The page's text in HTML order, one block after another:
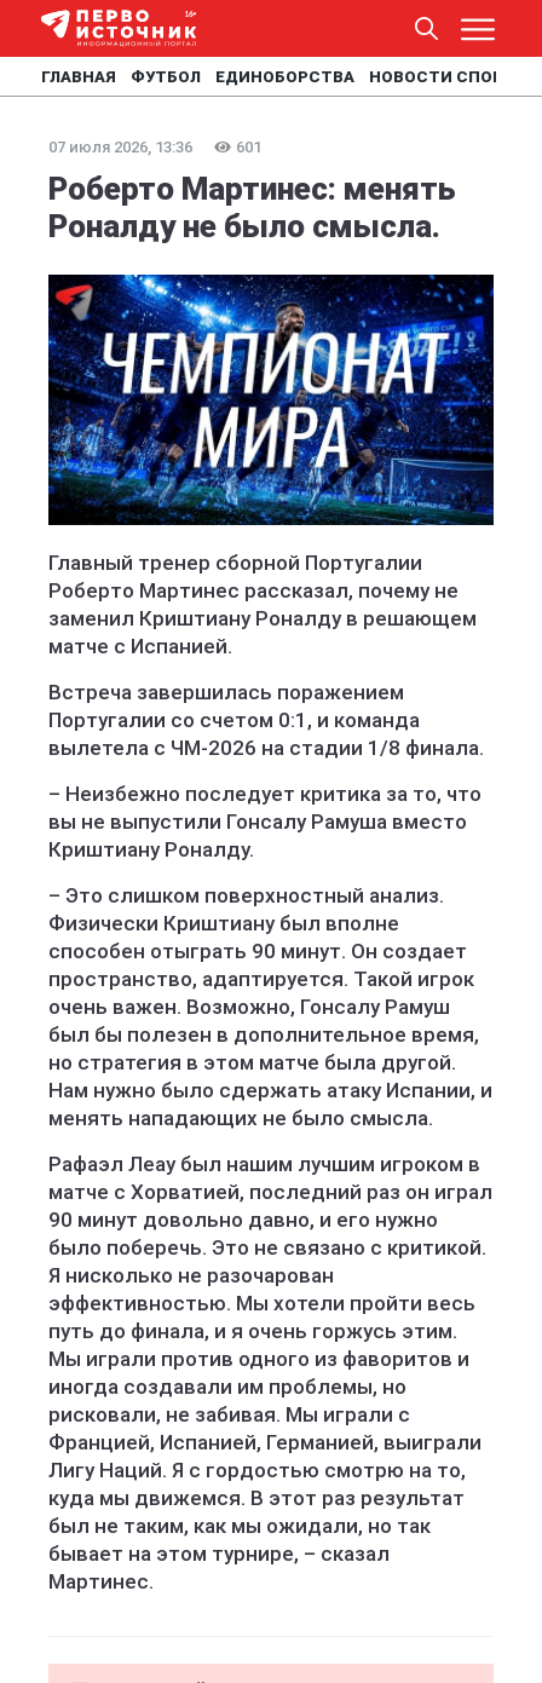
ГЛАВНАЯ ФУТБОЛ ЕДИНОБОРСТВА НОВОСТИ СПОРТА
07 июля 2026, 13:36 601
Роберто Мартинес: менять
Роналду не было смысла.
Главный тренер сборной Португалии
Роберто Мартинес рассказал, почему не
заменил Криштиану Роналду в решающем
матче с Испанией.
Встреча завершилась поражением
Португалии со счетом 0:1, и команда
вылетела с ЧМ-2026 на стадии 1/8 финала.
– Неизбежно последует критика за то, что
вы не выпустили Гонсалу Рамуша вместо
Криштиану Роналду.
– Это слишком поверхностный анализ.
Физически Криштиану был вполне
способен отыграть 90 минут. Он создает
пространство, адаптируется. Такой игрок
очень важен. Возможно, Гонсалу Рамуш
был бы полезен в дополнительное время,
но стратегия в этом матче была другой.
Нам нужно было сдержать атаку Испании, и
менять нападающих не было смысла.
Рафаэл Леау был нашим лучшим игроком в
матче с Хорватией, последний раз он играл
90 минут довольно давно, и его нужно
было поберечь. Это не связано с критикой.
Я нисколько не разочарован
эффективностью. Мы хотели пройти весь
путь до финала, и я очень горжусь этим.
Мы играли против одного из фаворитов и
иногда создавали им проблемы, но
рисковали, не забивая. Мы играли с
Францией, Испанией, Германией, выиграли
Лигу Наций. Я с гордостью смотрю на то,
куда мы движемся. В этот раз результат
был не таким, как мы ожидали, но так
бывает на этом турнире, – сказал
Мартинес.